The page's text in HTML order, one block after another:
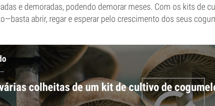
e demoradas, podendo demorar meses. Com os kits de
abrir, regar e esperar pelo crescimento dos seus
colheitas de um kit de cultivo de